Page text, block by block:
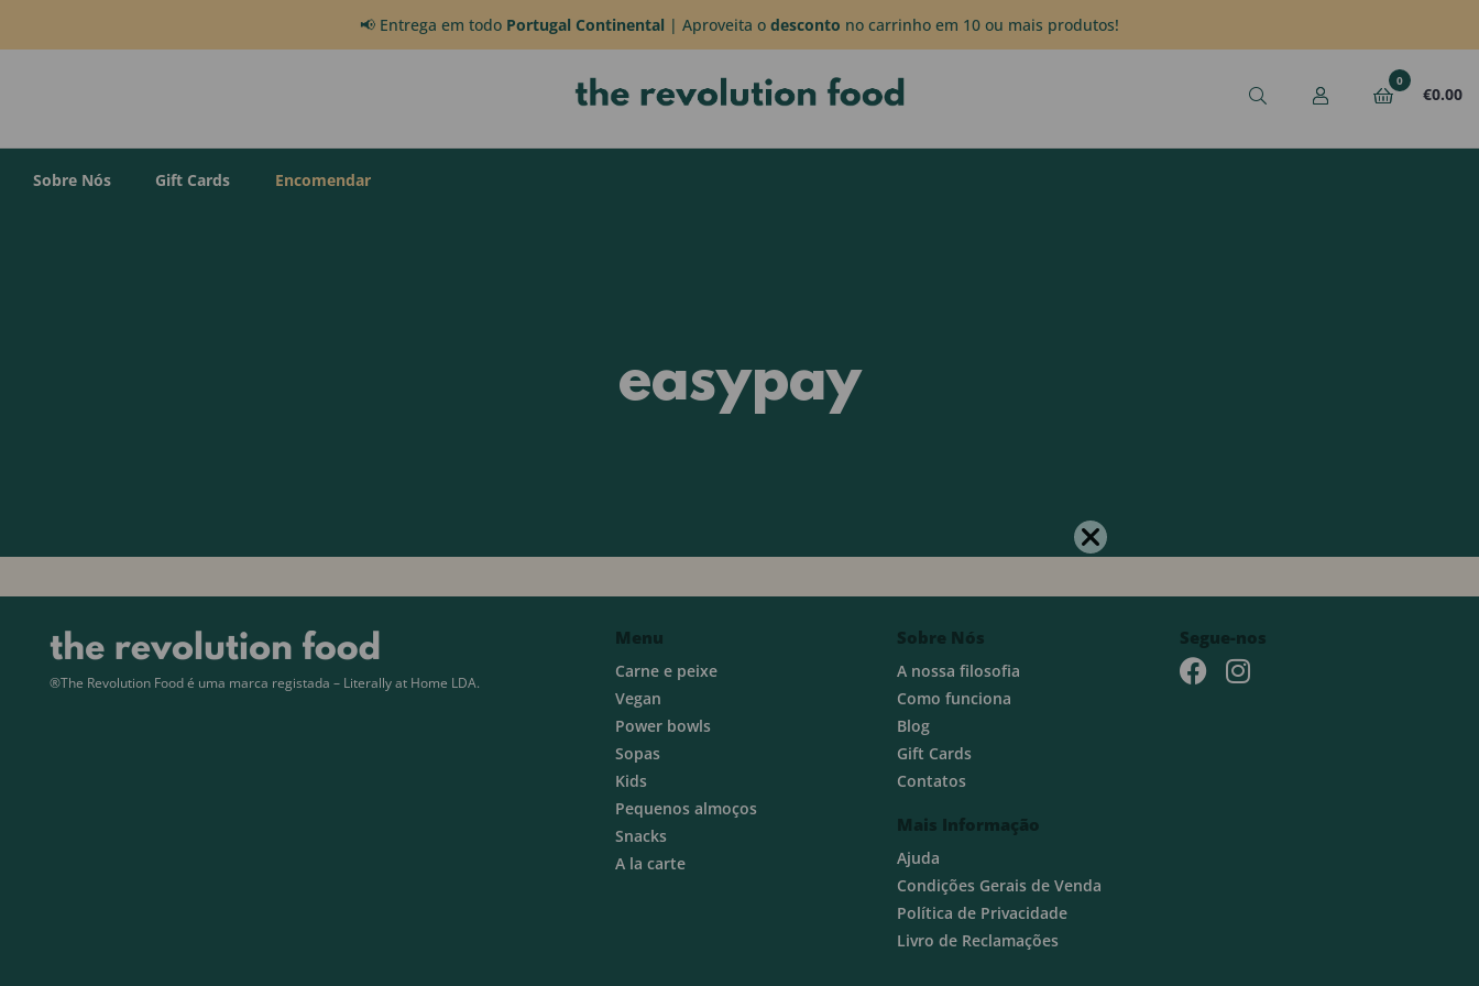
📢 Entrega em todo Portugal Continental | Aproveita o desconto no carrinho em 10 ou mais produtos!
0
€0.00
Sobre Nós Gift Cards Encomendar
easypay
®The Revolution Food é uma marca registada – Literally at Home LDA.
Menu
Carne e peixe
Vegan
Power bowls
Sopas
Kids
Pequenos almoços
Snacks
A la carte
Sobre Nós
A nossa filosofia
Como funciona
Blog
Gift Cards
Contatos
Mais Informação
Ajuda
Condições Gerais de Venda
Política de Privacidade
Livro de Reclamações
Segue-nos